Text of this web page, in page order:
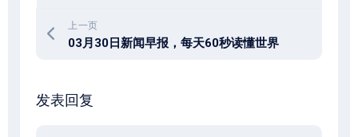
上一页
03月30日新闻早报，每天60秒读懂世界
发表回复